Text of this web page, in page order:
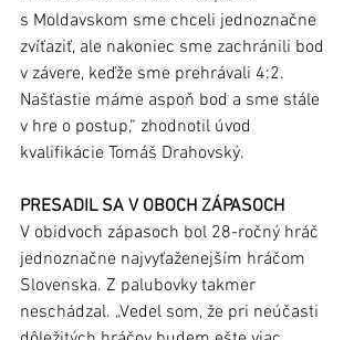
s Moldavskom sme chceli jednoznačne
zvíťaziť, ale nakoniec sme zachránili bod
v závere, keďže sme prehrávali 4:2.
Našťastie máme aspoň bod a sme stále
v hre o postup,“ zhodnotil úvod
kvalifikácie Tomáš Drahovský.
PRESADIL SA V OBOCH ZÁPASOCH
V obidvoch zápasoch bol 28-ročný hráč
jednoznačne najvyťaženejším hráčom
Slovenska. Z palubovky takmer
neschádzal. „Vedel som, že pri neúčasti